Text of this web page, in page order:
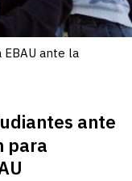
ante la
ante
para